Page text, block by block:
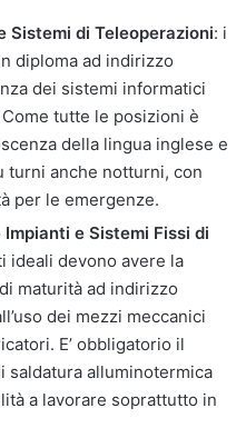
Sistemi di Teleoperazioni: i
diploma ad indirizzo
dei sistemi informatici
tutte le posizioni è
della lingua inglese e
turni anche notturni, con
per le emergenze.
e Sistemi Fissi di
ideali devono avere la
maturità ad indirizzo
dei mezzi meccanici
E’ obbligatorio il
saldatura alluminotermica
a lavorare soprattutto in